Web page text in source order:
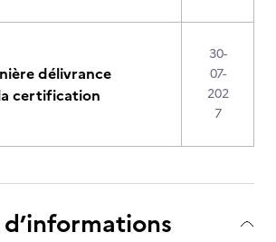
délivrance
certification
30-
07-
202
7